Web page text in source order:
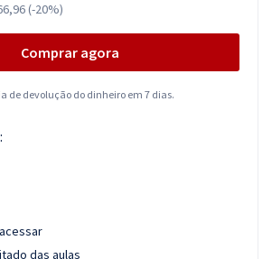
(-20%)
Comprar agora
de devolução do dinheiro em 7 dias.
das aulas